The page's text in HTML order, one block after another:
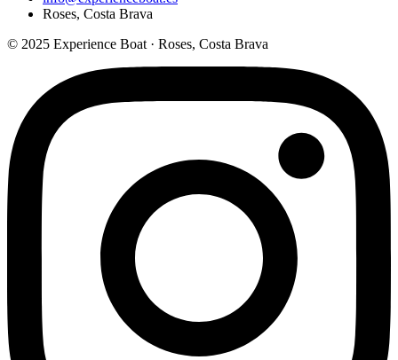
Roses, Costa Brava
© 2025 Experience Boat · Roses, Costa Brava